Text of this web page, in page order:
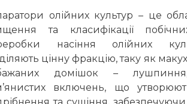
олійних культур – це
та класифікації
насіння олійних
цінну фракцію, таку як
домішок –
включень, що